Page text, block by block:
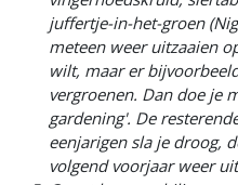
juffertje-in-het-groen
meteen weer uitzaaien
wilt, maar er
vergroenen. Dan doe je
gardening'. De
eenjarigen sla je droog,
volgend voorjaar weer